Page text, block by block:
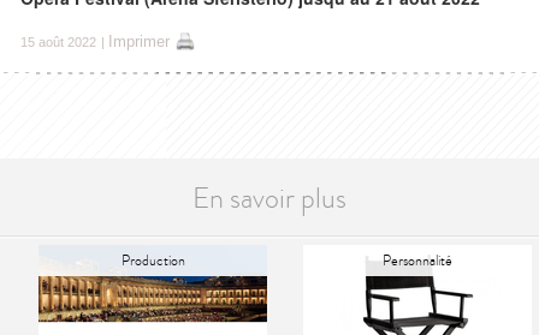
15 août 2022 | Imprimer
En savoir plus
Production Personnalité